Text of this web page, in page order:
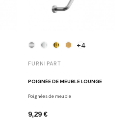
+4
FURNIPART
POIGNÉE DE MEUBLE LOUNGE
Poignées de meuble
9,29 €